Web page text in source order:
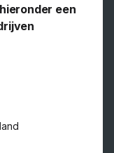
een